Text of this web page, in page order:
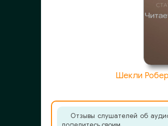
Шекли
Отзывы слушателей об